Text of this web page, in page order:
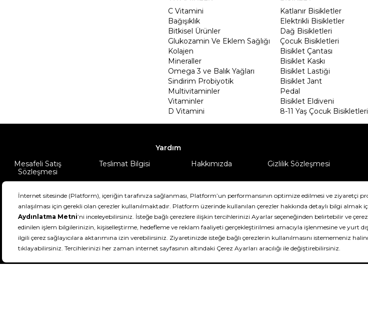
C Vitamini
Bağışıklık
Bitkisel Ürünler
Glukozamin Ve Eklem Sağlığı
Kolajen
Mineraller
Omega 3 ve Balık Yağları
Sindirim Probiyotik
Multivitaminler
Vitaminler
D Vitamini
Katlanır Bisikletler
Elektrikli Bisikletler
Dağ Bisikletleri
Çocuk Bisikletleri
Bisiklet Çantası
Bisiklet Kaskı
Bisiklet Lastiği
Bisiklet Jant
Pedal
Bisiklet Eldiveni
8-11 Yaş Çocuk Bisikletleri
Yardım
Mesafeli Satış
Sözleşmesi
Teslimat Bilgisi Hakkımızda Gizlilik Sözleşmesi
DeFactoFIT ©️ 2022-2026. Tüm hakları saklıdır.